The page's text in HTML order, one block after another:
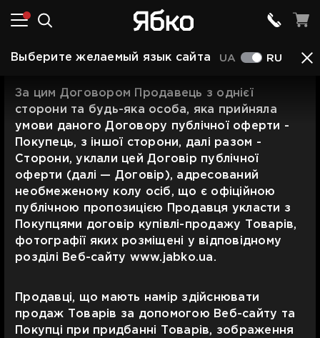
Выберите желаемый язык сайта UA RU
Договор публичной оферты
За цим Договором Продавець з однієї
сторони та будь-яка особа, яка прийняла
умови даного Договору публічної оферти -
Покупець, з іншої сторони, далі разом -
Сторони, уклали цей Договір публічної
оферти (далі — Договір), адресований
необмеженому колу осіб, що є офіційною
публічною пропозицією Продавця укласти з
Покупцями договір купівлі-продажу Товарів,
фотографії яких розміщені у відповідному
розділі Веб-сайту www.jabko.ua.
Продавці, що мають намір здійснювати
продаж Товарів за допомогою Веб-сайту та
Покупці при придбанні Товарів, зображення